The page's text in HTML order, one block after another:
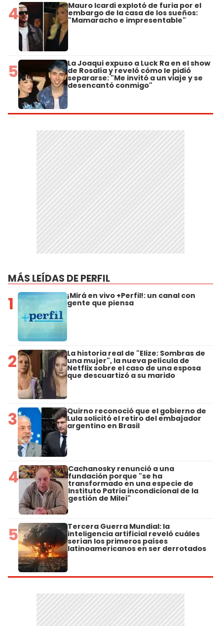
4 Mauro Icardi explotó de furia por el
embargo de la casa de los sueños:
"Mamaracho e impresentable"
5 La Joaqui expuso a Luck Ra en el show
de Rosalía y reveló cómo le pidió
separarse: "Me invitó a un viaje y se
desencantó conmigo"
MÁS LEÍDAS DE PERFIL
1 ¡Mirá en vivo +Perfil!: un canal con
gente que piensa
2 La historia real de "Elize: Sombras de
una mujer", la nueva película de
Netflix sobre el caso de una esposa
que descuartizó a su marido
3 Quirno reconoció que el gobierno de
Lula solicitó el retiro del embajador
argentino en Brasil
4 Cachanosky renunció a una
fundación porque "se ha
transformado en una especie de
Instituto Patria incondicional de la
gestión de Milei"
5 Tercera Guerra Mundial: la
inteligencia artificial reveló cuáles
serían los primeros países
latinoamericanos en ser derrotados